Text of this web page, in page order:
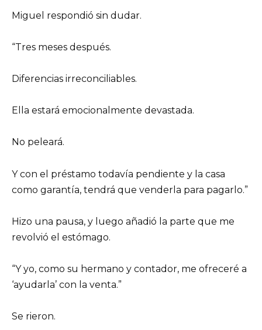
Miguel respondió sin dudar.
“Tres meses después.
Diferencias irreconciliables.
Ella estará emocionalmente devastada.
No peleará.
Y con el préstamo todavía pendiente y la casa
como garantía, tendrá que venderla para pagarlo.”
Hizo una pausa, y luego añadió la parte que me
revolvió el estómago.
“Y yo, como su hermano y contador, me ofreceré a
‘ayudarla’ con la venta.”
Se rieron.